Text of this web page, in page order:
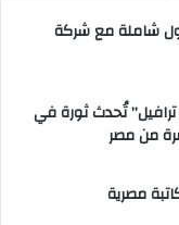
شاملة مع شركة
تُحدث ثورة في
من مصر
مصرية